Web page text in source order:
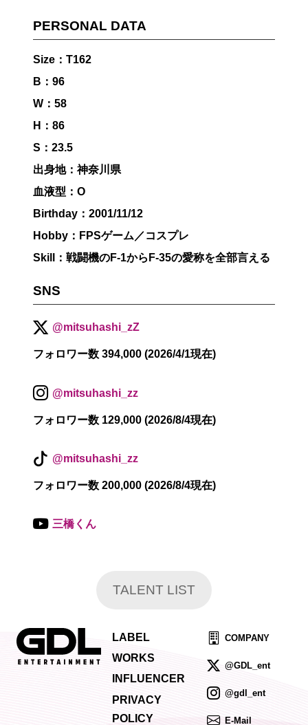
PERSONAL DATA
Size：T162
B：96
W：58
H：86
S：23.5
出身地：神奈川県
血液型：O
Birthday：2001/11/12
Hobby：FPSゲーム／コスプレ
Skill：戦闘機のF-1からF-35の愛称を全部言える
SNS
@mitsuhashi_zZ
フォロワー数 394,000 (2026/4/1現在)
@mitsuhashi_zz
フォロワー数 129,000 (2026/8/4現在)
@mitsuhashi_zz
フォロワー数 200,000 (2026/8/4現在)
三橋くん
TALENT LIST
LABEL
WORKS
INFLUENCER
PRIVACY
POLICY
COMPANY
@GDL_ent
@gdl_ent
E-Mail